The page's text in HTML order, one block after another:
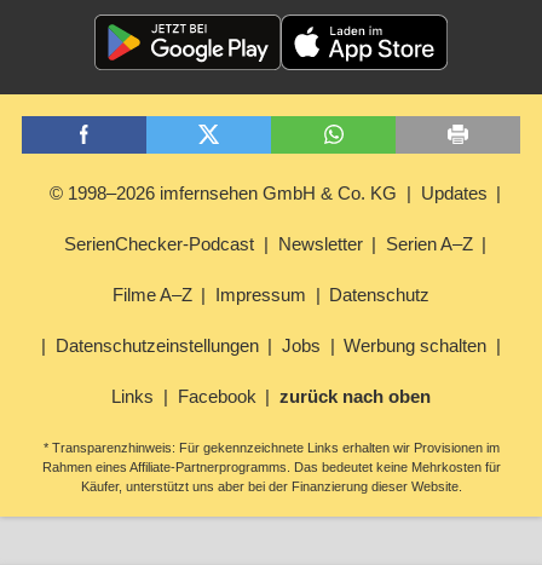
© 1998–2026 imfernsehen GmbH & Co. KG Updates
SerienChecker-Podcast Newsletter Serien A–Z
Filme A–Z Impressum Datenschutz
Datenschutzeinstellungen Jobs Werbung schalten
Links Facebook zurück nach oben
* Transparenzhinweis: Für gekennzeichnete Links erhalten wir Provisionen im
Rahmen eines Affiliate-Partnerprogramms. Das bedeutet keine Mehrkosten für
Käufer, unterstützt uns aber bei der Finanzierung dieser Website.